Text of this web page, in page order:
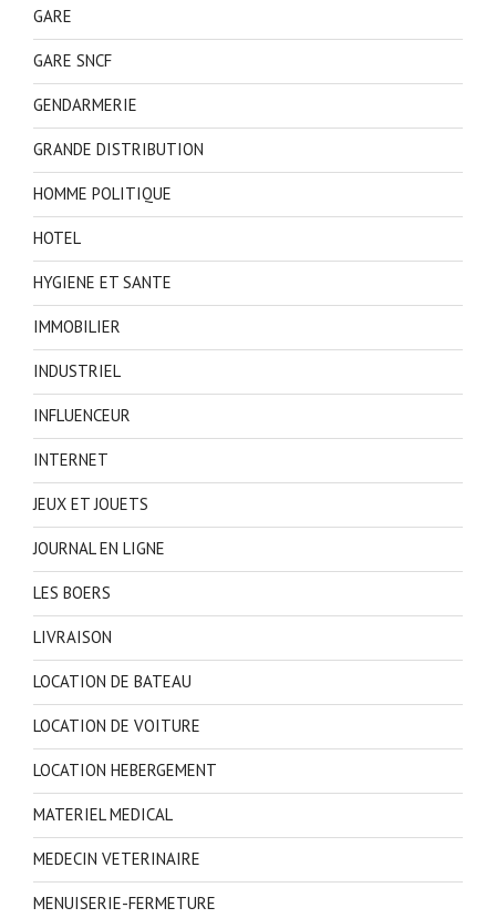
GARE
GARE SNCF
GENDARMERIE
GRANDE DISTRIBUTION
HOMME POLITIQUE
HOTEL
HYGIENE ET SANTE
IMMOBILIER
INDUSTRIEL
INFLUENCEUR
INTERNET
JEUX ET JOUETS
JOURNAL EN LIGNE
LES BOERS
LIVRAISON
LOCATION DE BATEAU
LOCATION DE VOITURE
LOCATION HEBERGEMENT
MATERIEL MEDICAL
MEDECIN VETERINAIRE
MENUISERIE-FERMETURE